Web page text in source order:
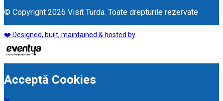
© Copyright 2026 Visit Turda. Toate drepturile rezervate
❤️ Designed, built, maintained & hosted by
Acceptă Cookies